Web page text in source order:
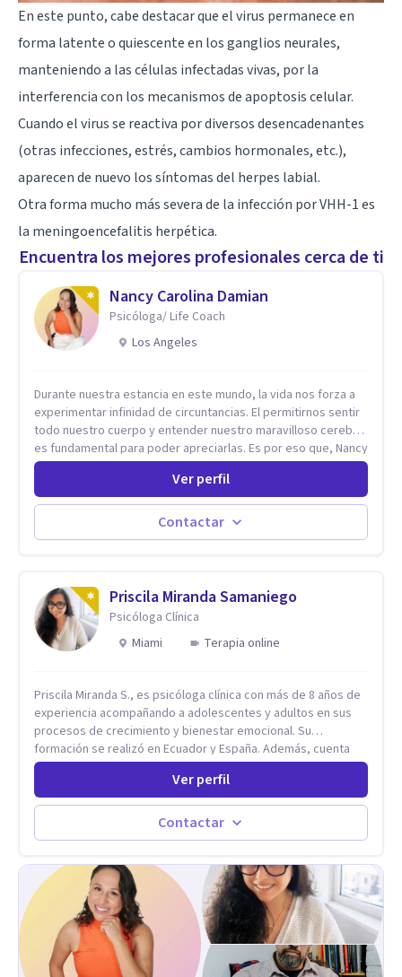
En este punto, cabe destacar que el virus permanece en
forma latente o quiescente en los ganglios neurales,
manteniendo a las células infectadas vivas, por la
interferencia con los mecanismos de apoptosis celular.
Cuando el virus se reactiva por diversos desencadenantes
(otras infecciones, estrés, cambios hormonales, etc.),
aparecen de nuevo los síntomas del herpes labial.
Otra forma mucho más severa de la infección por VHH-1 es
la meningoencefalitis herpética.
Encuentra los mejores profesionales cerca de ti
Nancy Carolina Damian
Psicóloga/ Life Coach
Los Angeles
Durante nuestra estancia en este mundo, la vida nos forza a
experimentar infinidad de circuntancias. El permitirnos sentir
todo nuestro cuerpo y entender nuestro maravilloso cerebro,
es fundamental para poder apreciarlas. Es por eso que, Nancy
Damian esta dispuesta a brindarte una mano amiga atravez de
herramientas fundamentales para crecer y fortalecer tu
mente, alma y SER. El cómo percibimos y manejamos
nuestros diarios sucesos es el detonator que nos lleva al
resultado de efectos impactantes que se nos quedaran
es derecho de toda la GENTE.
Ver perfil
Contactar
Priscila Miranda Samaniego
Psicóloga Clínica
Miami
Terapia online
Priscila Miranda S., es psicóloga clínica con más de 8 años de
experiencia acompañando a adolescentes y adultos en sus
procesos de crecimiento y bienestar emocional. Su
formación se realizó en Ecuador y España. Además, cuenta
con un Máster en Psicooncología (INEFOC) y diversos
diplomados que respaldan su práctica profesional. Se
especializo en ansiedad, autoestima, dependencia
emocional, depresión, desarrollo personal, prevención del
suicidio, crisis vitales y terapia de pareja, siempre con un
100% online, lo que te permite: Recibir terapia desde la
comodidad y privacidad de tu propio espacio. Acceder a un
acompañamiento profesional sin importar en qué lugar te
encuentres.
Ver perfil
Contactar